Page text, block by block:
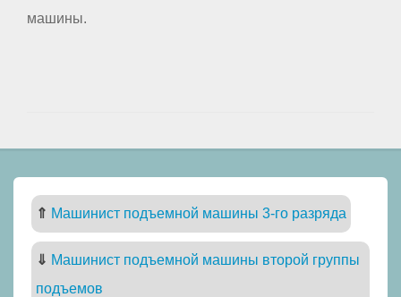
машины.
⇑ Машинист подъемной машины 3-го разряда
⇓ Машинист подъемной машины второй группы
подъемов